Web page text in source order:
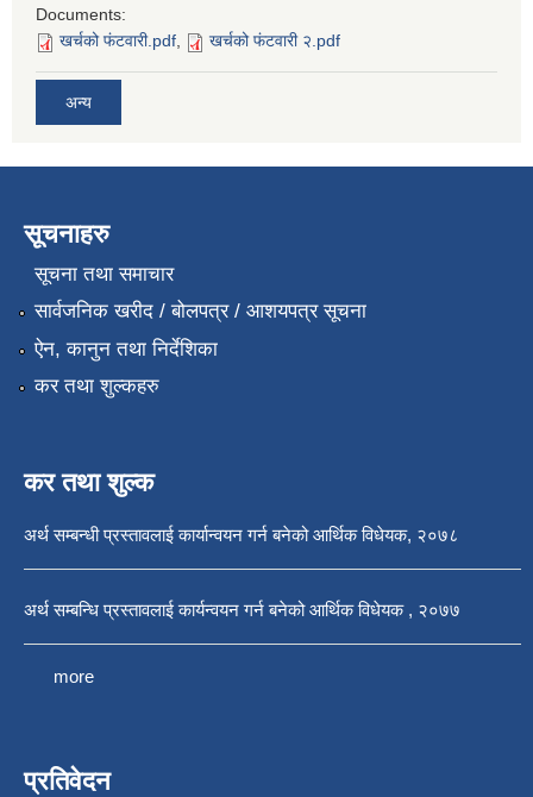
Documents:
खर्चको फंटवारी.pdf, खर्चको फंटवारी २.pdf
अन्य
सूचनाहरु
सूचना तथा समाचार
सार्वजनिक खरीद / बोलपत्र / आशयपत्र सूचना
ऐन, कानुन तथा निर्देशिका
कर तथा शुल्कहरु
कर तथा शुल्क
अर्थ सम्बन्धी प्रस्तावलाई कार्यान्वयन गर्न बनेको आर्थिक विधेयक, २०७८
अर्थ सम्बन्धि प्रस्तावलाई कार्यन्वयन गर्न बनेको आर्थिक विधेयक , २०७७
more
प्रतिवेदन